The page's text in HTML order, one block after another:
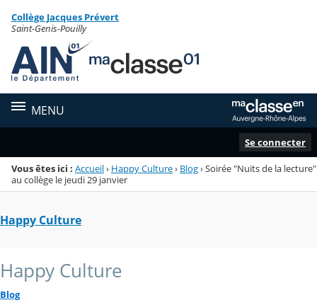
Menu de la rubrique
Contenu
Collège Jacques Prévert
Saint-Genis-Pouilly
MENU
Se connecter
Vous êtes ici : Accueil› Happy Culture› Blog›Soirée "Nuits de la lecture"
au collège le jeudi 29 janvier
Happy Culture
Happy Culture
Blog